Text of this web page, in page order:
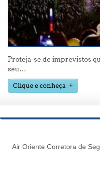
Proteja-se de imprevistos
seu…
Clique e conheça
Air Oriente Corretora de